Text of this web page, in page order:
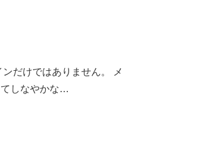
だけではありません。 メ
てしなやかな…